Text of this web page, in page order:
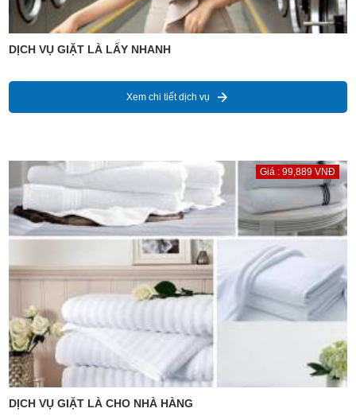
DỊCH VỤ GIẶT LÀ LẤY NHANH
Xem chi tiết dịch vụ
Giá : 99,889 VNĐ
DỊCH VỤ GIẶT LÀ CHO NHÀ HÀNG